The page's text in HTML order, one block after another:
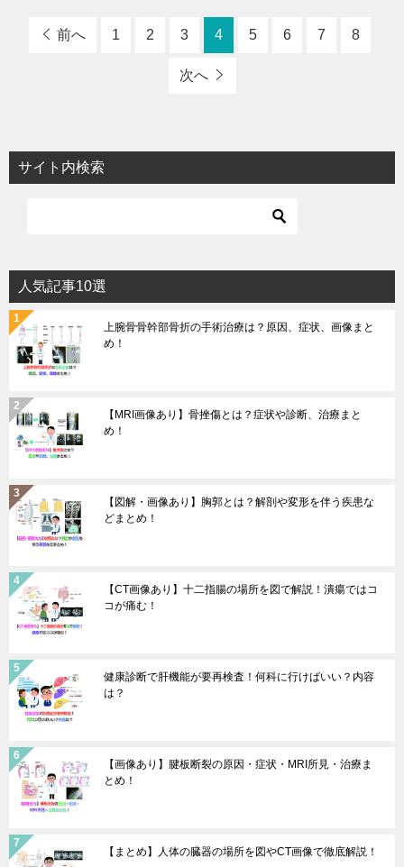
前へ 1 2 3 4 5 6 7 8
次へ
サイト内検索
人気記事10選
上腕骨骨幹部骨折の手術治療は？原因、症状、画像まと
め！
【MRI画像あり】骨挫傷とは？症状や診断、治療まと
め！
【図解・画像あり】胸郭とは？解剖や変形を伴う疾患な
どまとめ！
【CT画像あり】十二指腸の場所を図で解説！潰瘍ではコ
コが痛む！
健康診断で肝機能が要再検査！何科に行けばいい？内容
は？
【画像あり】腱板断裂の原因・症状・MRI所見・治療ま
とめ！
【まとめ】人体の臓器の場所を図やCT画像で徹底解説！